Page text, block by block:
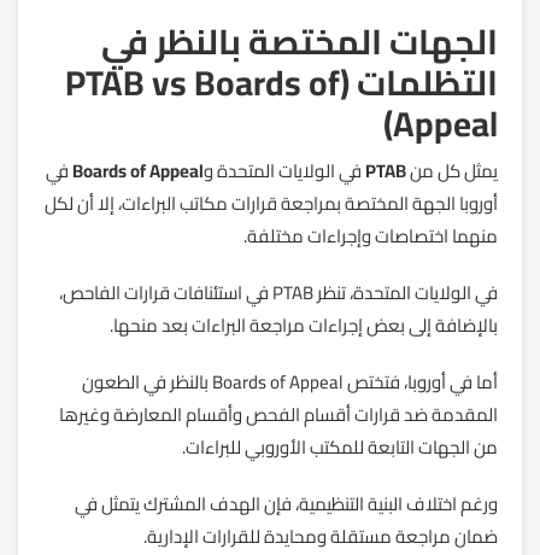
الجهات المختصة بالنظر في
التظلمات (PTAB vs Boards of
Appeal)
يمثل كل منPTABفي الولايات المتحدة وBoards of Appealفي
أوروبا الجهة المختصة بمراجعة قرارات مكاتب البراءات، إلا أن لكل
منهما اختصاصات وإجراءات مختلفة.
في الولايات المتحدة، تنظر PTAB في استئنافات قرارات الفاحص،
بالإضافة إلى بعض إجراءات مراجعة البراءات بعد منحها.
أما في أوروبا، فتختص Boards of Appeal بالنظر في الطعون
المقدمة ضد قرارات أقسام الفحص وأقسام المعارضة وغيرها
من الجهات التابعة للمكتب الأوروبي للبراءات.
ورغم اختلاف البنية التنظيمية، فإن الهدف المشترك يتمثل في
ضمان مراجعة مستقلة ومحايدة للقرارات الإدارية.